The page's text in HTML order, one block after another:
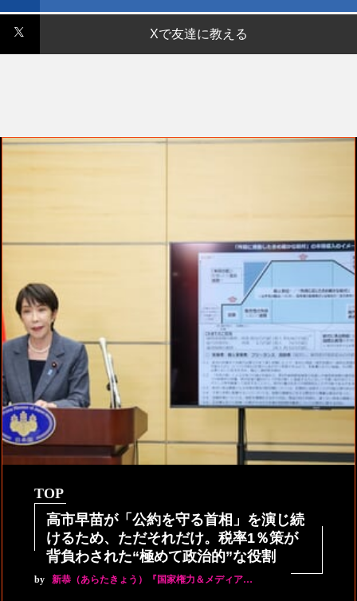
Xで友達に教える
TOP
高市早苗が「公約を守る首相」を演じ続
けるため、ただそれだけ。税率1％策が
背負わされた“極めて政治的”な役割
by 新恭（あらたきょう）『国家権力＆メディア…